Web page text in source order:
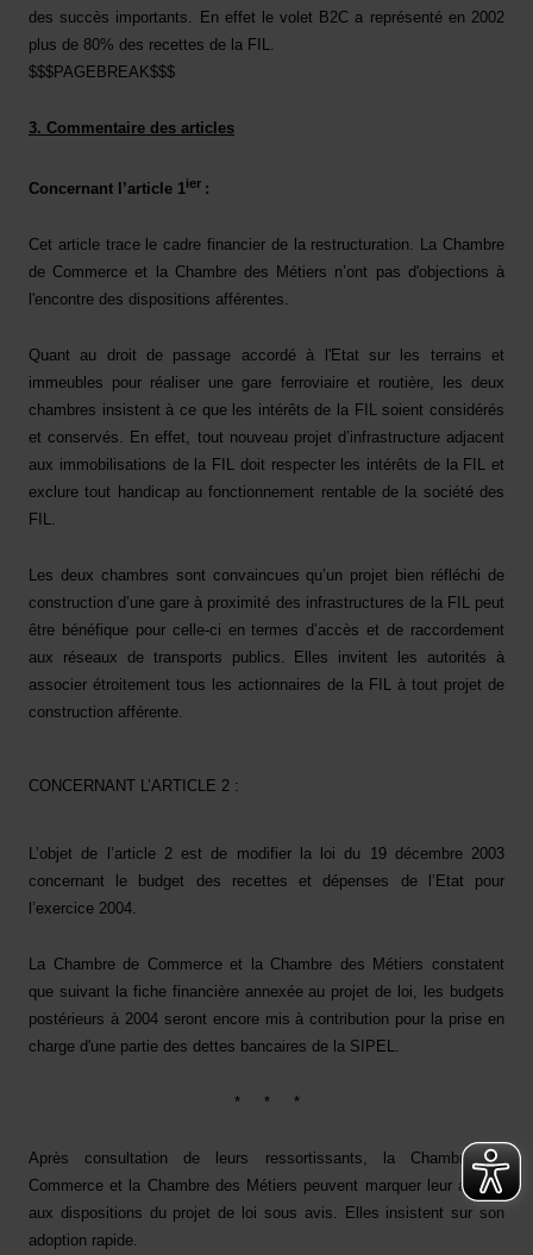
des succès importants. En effet le volet B2C a représenté en 2002
plus de 80% des recettes de la FIL.
$$$PAGEBREAK$$$
3. Commentaire des articles
Concernant l’article 1 ier :
Cet article trace le cadre financier de la restructuration. La Chambre
de Commerce et la Chambre des Métiers n’ont pas d'objections à
l'encontre des dispositions afférentes.
Quant au droit de passage accordé à l'Etat sur les terrains et
immeubles pour réaliser une gare ferroviaire et routière, les deux
chambres insistent à ce que les intérêts de la FIL soient considérés
et conservés. En effet, tout nouveau projet d’infrastructure adjacent
aux immobilisations de la FIL doit respecter les intérêts de la FIL et
exclure tout handicap au fonctionnement rentable de la société des
FIL.
Les deux chambres sont convaincues qu’un projet bien réfléchi de
construction d’une gare à proximité des infrastructures de la FIL peut
être bénéfique pour celle-ci en termes d’accès et de raccordement
aux réseaux de transports publics. Elles invitent les autorités à
associer étroitement tous les actionnaires de la FIL à tout projet de
construction afférente.
CONCERNANT L’ARTICLE 2 :
L’objet de l’article 2 est de modifier la loi du 19 décembre 2003
concernant le budget des recettes et dépenses de l’Etat pour
l’exercice 2004.
La Chambre de Commerce et la Chambre des Métiers constatent
que suivant la fiche financière annexée au projet de loi, les budgets
postérieurs à 2004 seront encore mis à contribution pour la prise en
charge d'une partie des dettes bancaires de la SIPEL.
* * *
Après consultation de leurs ressortissants, la Chambre de
Commerce et la Chambre des Métiers peuvent marquer leur accord
aux dispositions du projet de loi sous avis. Elles insistent sur son
adoption rapide.